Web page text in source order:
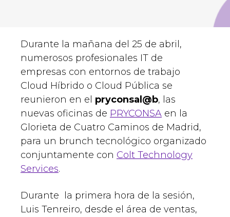
Durante la mañana del 25 de abril,
numerosos profesionales IT de
empresas con entornos de trabajo
Cloud Híbrido o Cloud Pública se
reunieron en el pryconsal@b, las
nuevas oficinas de PRYCONSA en la
Glorieta de Cuatro Caminos de Madrid,
para un brunch tecnológico organizado
conjuntamente con Colt Technology
Services.
Durante la primera hora de la sesión,
Luis Tenreiro, desde el área de ventas,